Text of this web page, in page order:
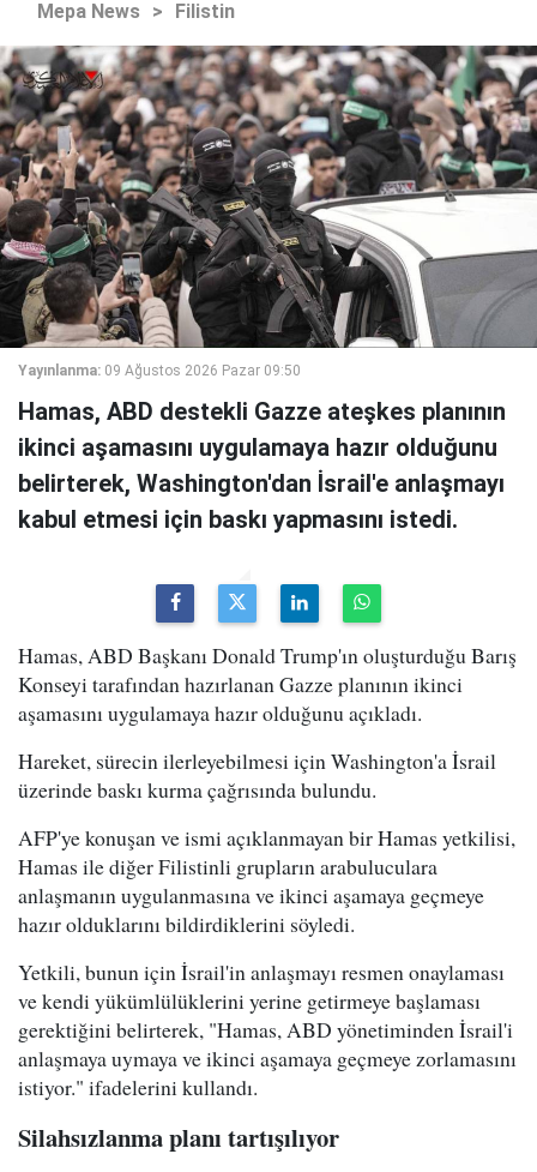
Mepa News > Filistin
Yayınlanma: 09 Ağustos 2026 Pazar 09:50
Hamas, ABD destekli Gazze ateşkes planının
ikinci aşamasını uygulamaya hazır olduğunu
belirterek, Washington'dan İsrail'e anlaşmayı
kabul etmesi için baskı yapmasını istedi.
Hamas, ABD Başkanı Donald Trump'ın oluşturduğu Barış
Konseyi tarafından hazırlanan Gazze planının ikinci
aşamasını uygulamaya hazır olduğunu açıkladı.
Hareket, sürecin ilerleyebilmesi için Washington'a İsrail
üzerinde baskı kurma çağrısında bulundu.
AFP'ye konuşan ve ismi açıklanmayan bir Hamas yetkilisi,
Hamas ile diğer Filistinli grupların arabuluculara
anlaşmanın uygulanmasına ve ikinci aşamaya geçmeye
hazır olduklarını bildirdiklerini söyledi.
Yetkili, bunun için İsrail'in anlaşmayı resmen onaylaması
ve kendi yükümlülüklerini yerine getirmeye başlaması
gerektiğini belirterek, "Hamas, ABD yönetiminden İsrail'i
anlaşmaya uymaya ve ikinci aşamaya geçmeye zorlamasını
istiyor." ifadelerini kullandı.
Silahsızlanma planı tartışılıyor